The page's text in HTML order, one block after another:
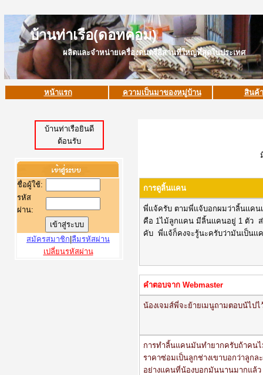
บ้านท่าเรือ(ดอทคอม)
ผลิตและจำหน่ายเครื่องดนตรีอีสานที่ใหญ่ที่สุดในประเทศ
หน้าแรก ความเป็นมาของหมู่บ้าน สินค้
บ้านท่าเรือยินดี
ต้อนรับ
ชื่อผู้ใช้:
รหัส
ผ่าน:
สมัครสมาชิก ลืมรหัสผ่าน
เปลี่ยนรหัสผ่าน
การดูลิ้นเเคน
พี่เเจ้ครับ ตามพี่เเจ้บอกผมว่าลิ้นเเค
คือ 1ไม้ลูกเเคน มีลิ้นเเคนอยู่ 1 ตัว
คับ พี่เเจ้ก็คงจะรู้นะครับว่ามันเป็นเ
คำตอบจาก Webmaster
น้องเจมส์พี่จะย้ายเมนูถามตอบน้ไป
การทำลิ้นแคนมันทำยากครับถ้าคนไ
ราคาซ่อมเป็นลูกช่างเขาบอกว่าลูก
อย่างแคนที่น้องบอกมันนานมากแล้ว